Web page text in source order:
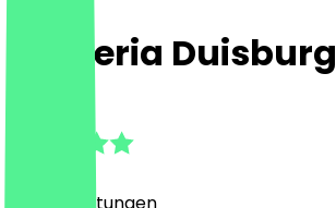
L'Osteria Duisburg
Bewertungen